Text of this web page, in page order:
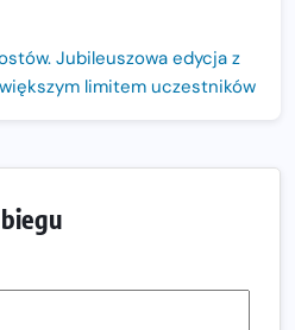
Jubileuszowa edycja z
limitem uczestników
Poznań Maratonu!
narzędzie dla biegacza